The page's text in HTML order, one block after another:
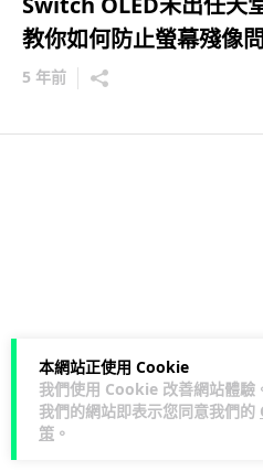
本網站正使用 Cookie
我們使用 Cookie 改善網站體驗
我們的網站即表示您同意我們的
策 。
教你如何防止螢幕殘像
5 年前